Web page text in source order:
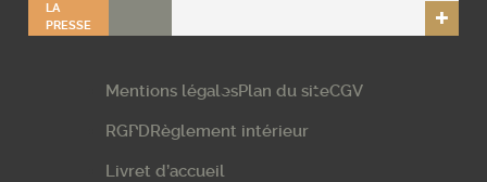
Mentions légalesPlan du siteCGV
RGPD Règlement intérieur
Livret d’accueil
LA
PRESSE